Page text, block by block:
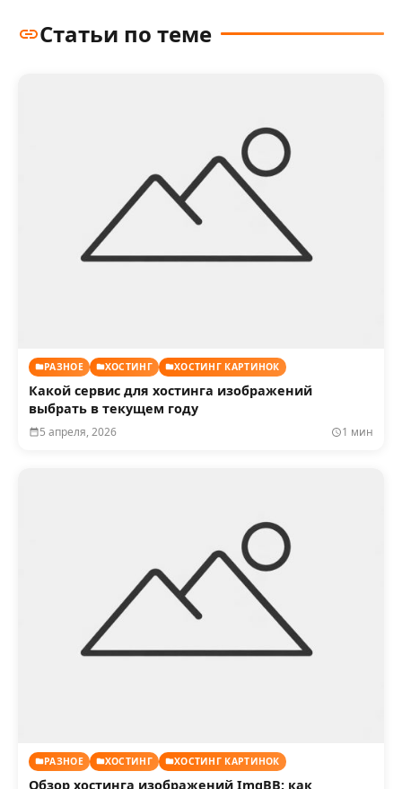
Статьи по теме
РАЗНОЕ ХОСТИНГ ХОСТИНГ КАРТИНОК
Какой сервис для хостинга изображений
выбрать в текущем году
5 апреля, 2026 1 мин
РАЗНОЕ ХОСТИНГ ХОСТИНГ КАРТИНОК
Обзор хостинга изображений ImgBB: как